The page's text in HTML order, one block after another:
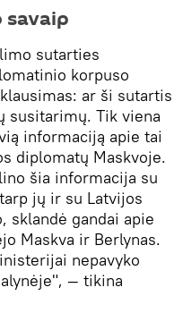
savaip
sutarties
korpuso
ar ši sutartis
susitarimų. Tik viena
informaciją apie tai
diplomatų Maskvoje.
šia informacija su
jų ir su Latvijos
sklandė gandai apie
Maskva ir Berlynas.
nepavyko
— tikina